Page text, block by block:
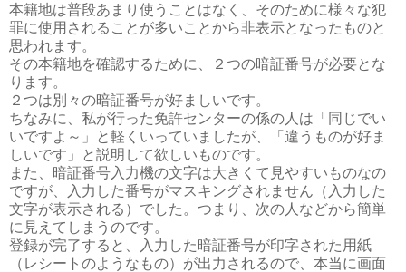
本籍地は普段あまり使うことはなく、そのために様々な犯
罪に使用されることが多いことから非表示となったものと
思われます。
その本籍地を確認するために、２つの暗証番号が必要とな
ります。
２つは別々の暗証番号が好ましいです。
ちなみに、私が行った免許センターの係の人は「同じでい
いですよ～」と軽くいっていましたが、「違うものが好ま
しいです」と説明して欲しいものです。
また、暗証番号入力機の文字は大きくて見やすいものなの
ですが、入力した番号がマスキングされません（入力した
文字が表示される）でした。つまり、次の人などから簡単
に見えてしまうのです。
登録が完了すると、入力した暗証番号が印字された用紙
（レシートのようなもの）が出力されるので、本当に画面